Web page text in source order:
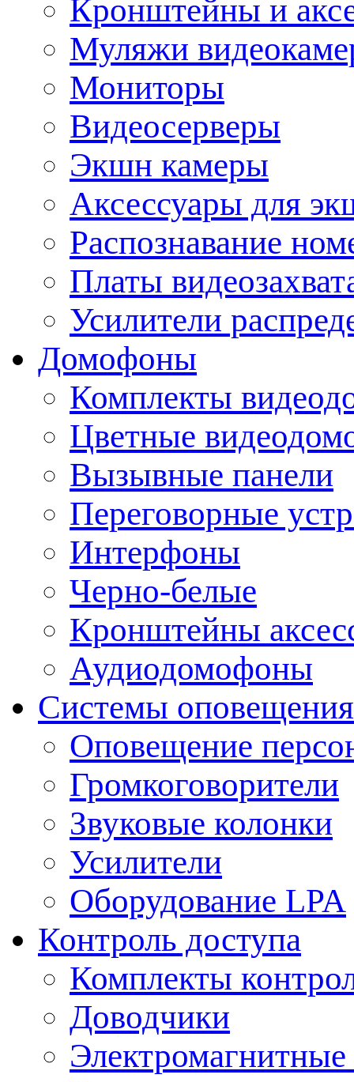
Кронштейны и
Муляжи
Мониторы
Видеосерверы
Экшн камеры
Аксессуары для
Распознавание
Платы
Усилители
Домофоны
Комплекты
Цветные
Вызывные панели
Переговорные
Интерфоны
Черно-белые
Кронштейны
Аудиодомофоны
Системы оповещения
Оповещение
Громкоговорители
Звуковые колонки
Усилители
Оборудование LPA
Контроль доступа
Комплекты
Доводчики